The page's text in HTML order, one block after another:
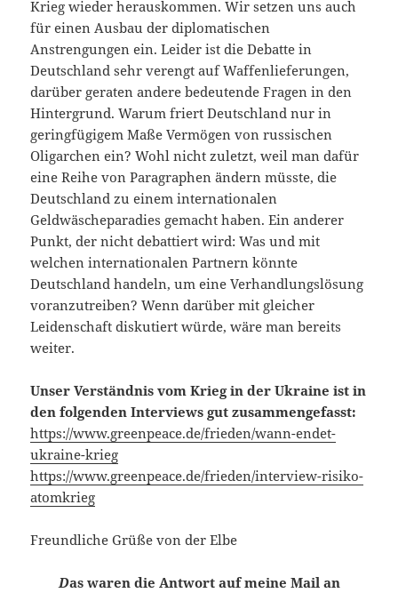
Krieg wieder herauskommen. Wir setzen uns auch
für einen Ausbau der diplomatischen
Anstrengungen ein. Leider ist die Debatte in
Deutschland sehr verengt auf Waffenlieferungen,
darüber geraten andere bedeutende Fragen in den
Hintergrund. Warum friert Deutschland nur in
geringfügigem Maße Vermögen von russischen
Oligarchen ein? Wohl nicht zuletzt, weil man dafür
eine Reihe von Paragraphen ändern müsste, die
Deutschland zu einem internationalen
Geldwäscheparadies gemacht haben. Ein anderer
Punkt, der nicht debattiert wird: Was und mit
welchen internationalen Partnern könnte
Deutschland handeln, um eine Verhandlungslösung
voranzutreiben? Wenn darüber mit gleicher
Leidenschaft diskutiert würde, wäre man bereits
weiter.
Unser Verständnis vom Krieg in der Ukraine ist in
den folgenden Interviews gut zusammengefasst:
https://www.greenpeace.de/frieden/wann-endet-
ukraine-krieg
https://www.greenpeace.de/frieden/interview-risiko-
atomkrieg
Freundliche Grüße von der Elbe
Das waren die Antwort auf meine Mail an